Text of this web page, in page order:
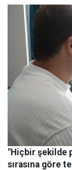
"Hiçbir şekilde
sırasına göre